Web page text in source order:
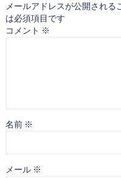
メールアドレスが公開される
は必須項目です
コメント ※
名前 ※
メール ※